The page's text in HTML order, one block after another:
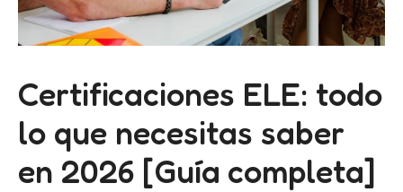
Certificaciones ELE: todo
lo que necesitas saber
en 2026 [Guía completa]